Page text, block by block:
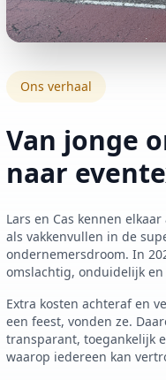
Ons verhaal
Van jonge
naar
Lars en Cas kennen
als vakkenvullen in de
ondernemersdroom. In
omslachtig, onduidelijk
Extra kosten achteraf en
een feest, vonden ze.
transparant, toegankelijk
waarop iedereen kan